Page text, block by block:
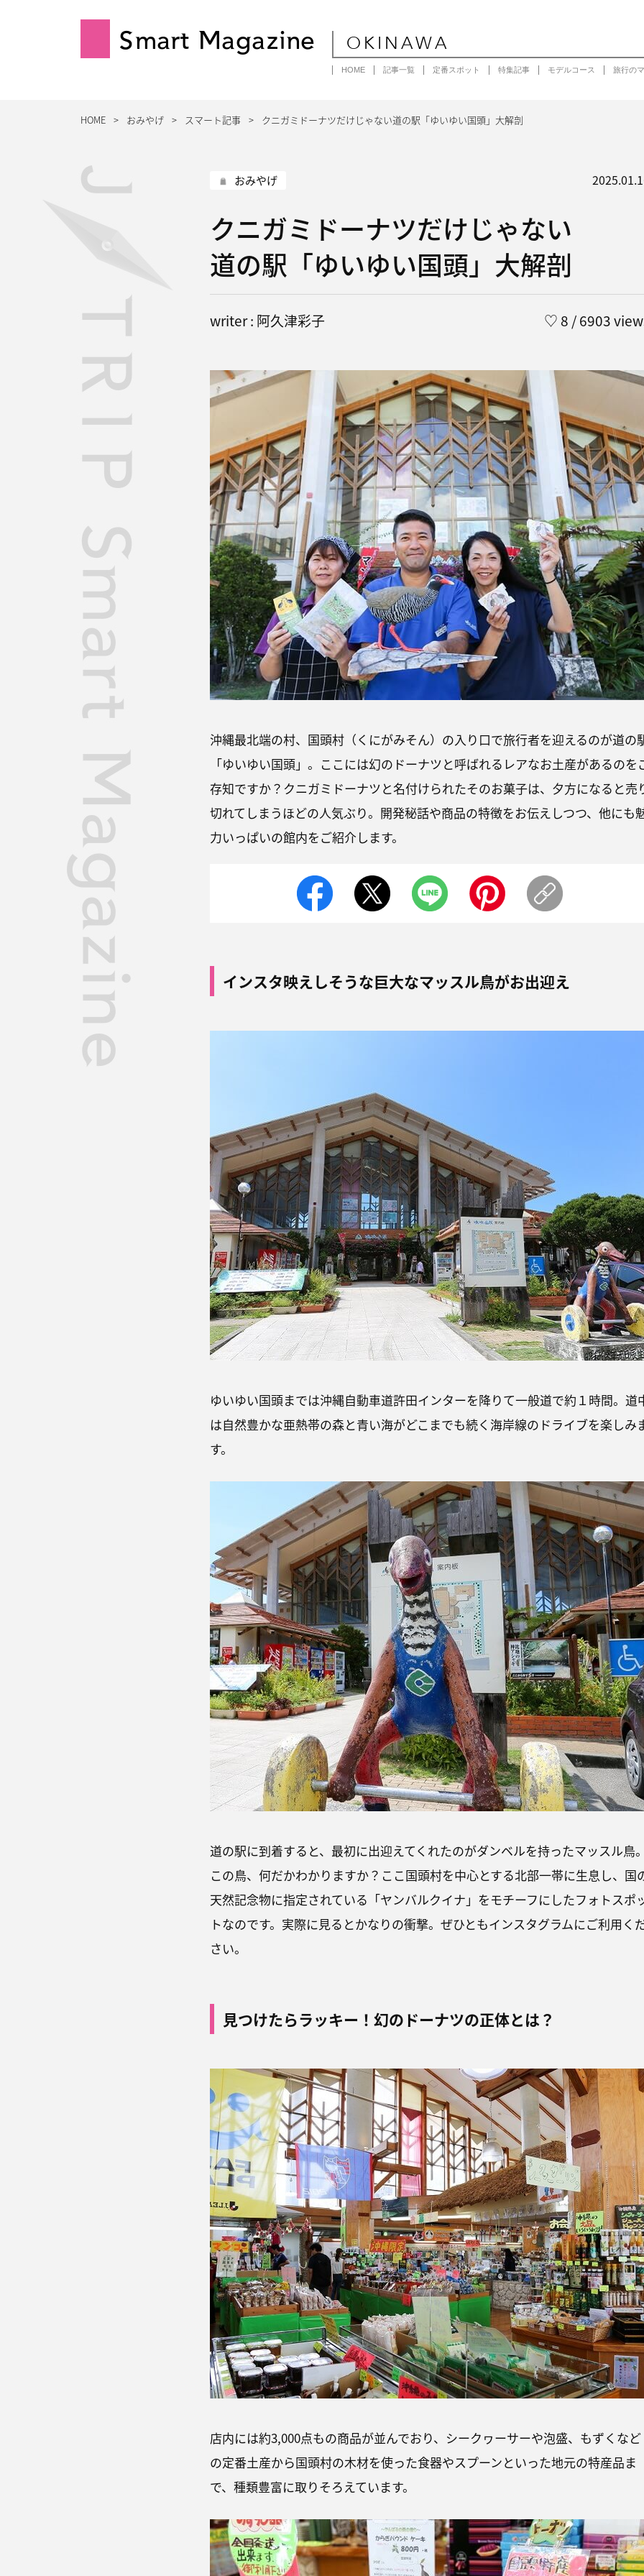
Smart Magazine OKINAWA
HOME 記事一覧 定番スポット 特集記事 モデルコース 旅行の
HOME おみやげ スマート記事 クニガミドーナツだけじゃない道の駅「ゆいゆい国頭」大解剖
おみやげ
クニガミドーナツだけじゃない
道の駅「ゆいゆい国頭」大解剖
writer : 阿久津彩子 ♡ 8 / 6903
沖縄最北端の村、国頭村（くにがみそん）の入り口で旅行者を迎えるのが道の
「ゆいゆい国頭」。ここには幻のドーナツと呼ばれるレアなお土産があるのを
存知ですか？クニガミドーナツと名付けられたそのお菓子は、夕方になると売
切れてしまうほどの人気ぶり。開発秘話や商品の特徴をお伝えしつつ、他にも
力いっぱいの館内をご紹介します。
インスタ映えしそうな巨大なマッスル鳥がお出迎え
ゆいゆい国頭までは沖縄自動車道許田インターを降りて一般道で約１時間。道
は自然豊かな亜熱帯の森と青い海がどこまでも続く海岸線のドライブを楽しみ
す。
道の駅に到着すると、最初に出迎えてくれたのがダンベルを持ったマッスル鳥
この鳥、何だかわかりますか？ここ国頭村を中心とする北部一帯に生息し、国
天然記念物に指定されている「ヤンバルクイナ」をモチーフにしたフォトスポ
トなのです。実際に見るとかなりの衝撃。ぜひともインスタグラムにご利用く
さい。
見つけたらラッキー！幻のドーナツの正体とは？
店内には約3,000点もの商品が並んでおり、シークヮーサーや泡盛、もずくなど
の定番土産から国頭村の木材を使った食器やスプーンといった地元の特産品ま
で、種類豊富に取りそろえています。